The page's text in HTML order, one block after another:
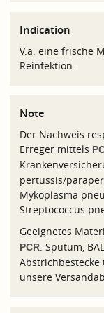
Indication
V.a. eine frische
Reinfektion.
Note
Der Nachweis
Erreger mittels
pertussis/
Mykoplasma
Streptococcus
Geeignetes
PCR: Sputum,
unsere